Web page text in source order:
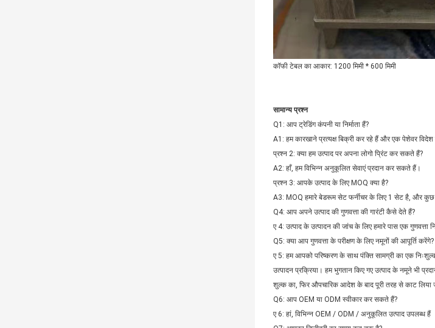
कॉफी टेबल का आकार: 1200 मिमी * 600 मिमी
सामान्य प्रश्न
Q1: आप ट्रेडिंग कंपनी या निर्माता हैं?
A1: हम कारखाने प्रत्यक्ष बिक्री कर रहे हैं और एक पेशेवर विदेश
प्रश्न 2: क्या हम उत्पाद पर अपना लोगो प्रिंट कर सकते हैं?
A2: हाँ, हम विभिन्न अनुकूलित सेवाएं प्रदान कर सकते हैं।
प्रश्न 3: आपके उत्पाद के लिए MOQ क्या है?
A3: MOQ हमारे बेडरूम सेट फर्नीचर के लिए 1 सेट है, और
Q4: आप अपने उत्पाद की गुणवत्ता की गारंटी कैसे देते हैं?
ए 4: उत्पाद के उत्पादन की जांच के लिए हमारे पास एक गुणवत्ता
Q5: क्या आप गुणवत्ता के परीक्षण के लिए नमूनों की आपूर्ति करेंगे?
ए 5: हम आपको परिष्करण के साथ पंक्ति सामग्री का एक
उत्पादन प्रक्रिया। हम भुगतान किए गए उत्पाद के नमूने भी
शुल्क का, फिर औपचारिक आदेश के बाद पूरी तरह से काट लिया
Q6: आप OEM या ODM स्वीकार कर सकते हैं?
ए 6: हां, विभिन्न OEM / ODM / अनुकूलित उत्पाद उपलब्ध हैं